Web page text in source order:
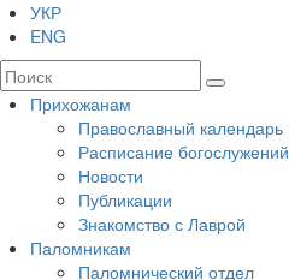
УКР
ENG
Прихожанам
Православный календарь
Расписание богослужений
Новости
Публикации
Знакомство с Лаврой
Паломникам
Паломнический отдел